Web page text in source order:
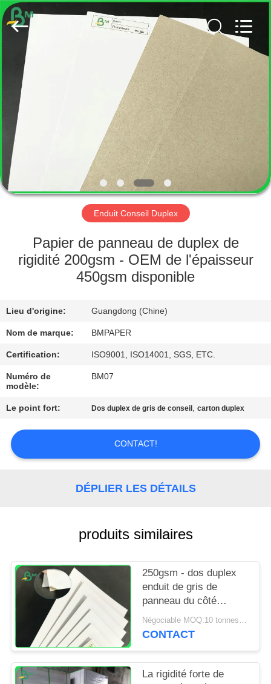
MAISON
PRODUITS
AU
SUJET
DE
NOUS
VISITE
D'USINE
DE
QUALITÉ
CONTACTEZ-
NOUS
NOUVELLES
PRIVACY
POLICY
GUANGZHOU
BMPAPER
CO.,
LTD..
Reserved.
Enduit Conseil Duplex
Papier de panneau de duplex de
rigidité 200gsm - OEM de l'épaisseur
450gsm disponible
Lieu d'origine: Guangdong (Chine)
Nom de marque: BMPAPER
Certification: ISO9001, ISO14001, SGS, ETC.
Numéro de
modèle:
BM07
Le point fort: Dos duplex de gris de conseil ,carton duplex
CONTACT!
DÉPLIER LES DÉTAILS
produits similaires
250gsm - dos duplex
enduit de gris de
panneau du côté
400gsm un pour les
boîtes de empaquetage
Négociable MOQ:10 tonnes pour la taille spéciale et 1 tonnes pour la taille standard
CONTACT
La rigidité forte de